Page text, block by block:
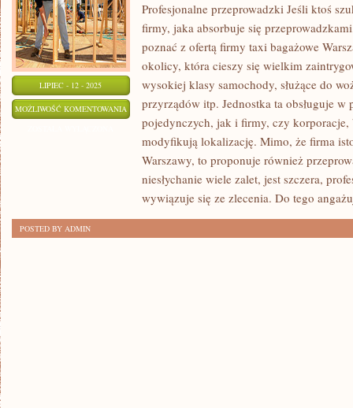
LIPIEC - 12 - 2025
MOŻLIWOŚĆ KOMENTOWANIA PROFESJONALNE
PRZEPROWADZKI
Profesjonalne przeprowadzki Jeśli ktoś
firmy, jaka absorbuje się
poznać z ofertą firmy taxi bagażowe
okolicy, która cieszy się wielkim
wysokiej klasy samochody, służące do
przyrządów itp. Jednostka ta obsługuje
pojedynczych, jak i firmy, czy korporacje,
modyfikują lokalizację. Mimo, że firma
Warszawy, to proponuje również
niesłychanie wiele zalet, jest szczera,
wywiązuje się ze zlecenia. Do tego
POSTED BY ADMIN